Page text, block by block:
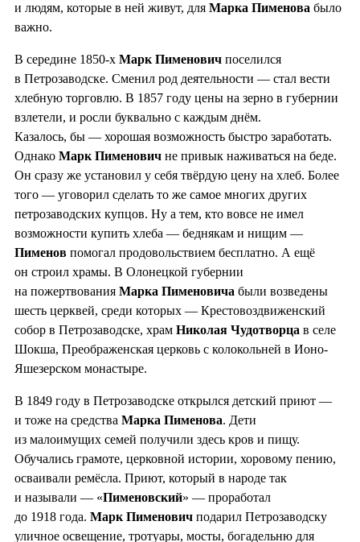
и людям, которые в ней живут, для Марка Пименова было
важно.
В середине 1850-х Марк Пименович поселился
в Петрозаводске. Сменил род деятельности — стал вести
хлебную торговлю. В 1857 году цены на зерно в губернии
взлетели, и росли буквально с каждым днём.
Казалось, бы — хорошая возможность быстро заработать.
Однако Марк Пименович не привык наживаться на беде.
Он сразу же установил у себя твёрдую цену на хлеб. Более
того — уговорил сделать то же самое многих других
петрозаводских купцов. Ну а тем, кто вовсе не имел
возможности купить хлеба — беднякам и нищим —
Пименов помогал продовольствием бесплатно. А ещё
он строил храмы. В Олонецкой губернии
на пожертвования Марка Пименовича были возведены
шесть церквей, среди которых — Крестовоздвиженский
собор в Петрозаводске, храм Николая Чудотворца в селе
Шокша, Преображенская церковь с колокольней в Ионо-
Яшезерском монастыре.
В 1849 году в Петрозаводске открылся детский приют —
и тоже на средства Марка Пименова. Дети
из малоимущих семей получили здесь кров и пищу.
Обучались грамоте, церковной истории, хоровому пению,
осваивали ремёсла. Приют, который в народе так
и называли — «Пименовский» — проработал
до 1918 года. Марк Пименович подарил Петрозаводску
уличное освещение, тротуары, мосты, богадельню для